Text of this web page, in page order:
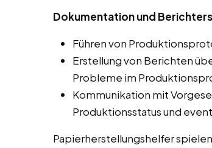
Dokumentation und
Führen von
Erstellung von Berichten
Probleme im
Kommunikation mit
Produktionsstatus und
Papierherstellungshelfer